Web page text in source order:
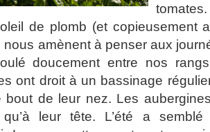
de plomb (et copieusement
nous amènent à penser aux
doucement entre nos
ont droit à un bassinage
bout de leur nez. Les
leur tête. L’été a semblé